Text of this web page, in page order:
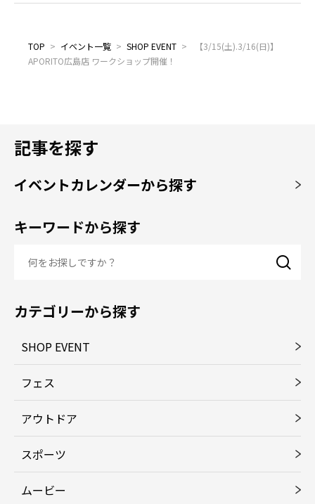
TOP > イベント一覧 > SHOP EVENT >
【3/15(土).3/16(日)】
APORITO広島店 ワークショップ開催！
記事を探す
イベントカレンダーから探す
キーワードから探す
カテゴリーから探す
SHOP EVENT
フェス
アウトドア
スポーツ
ムービー